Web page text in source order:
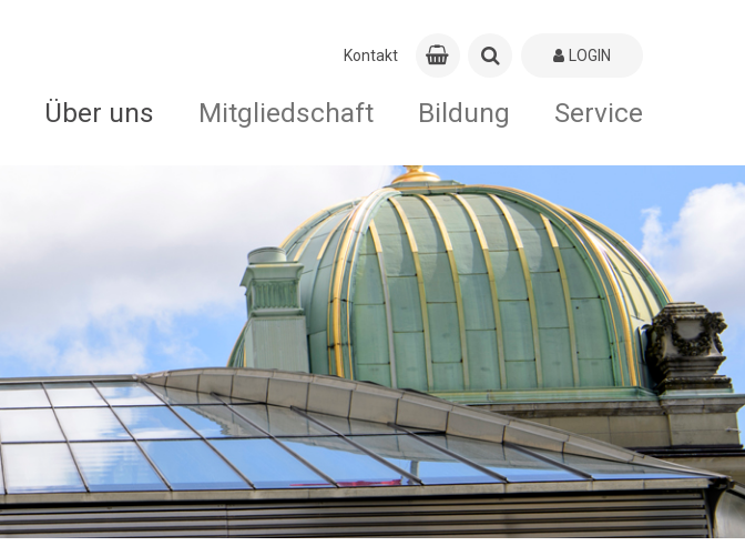
Kontakt LOGIN
Über uns Mitgliedschaft Bildung Service